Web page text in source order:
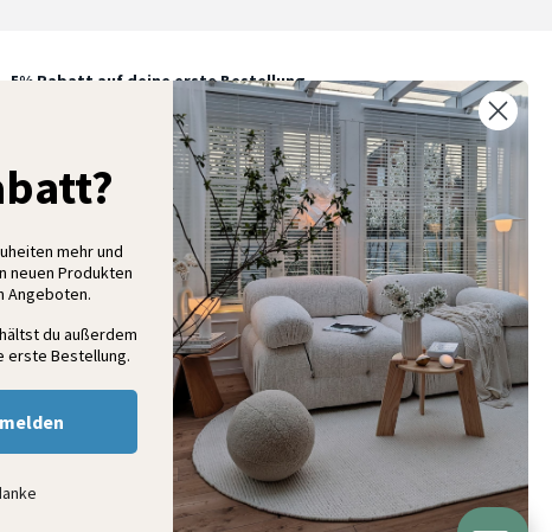
5% Rabatt auf deine erste Bestellung
Melde dich für unseren Newsletter an und entdecke neue
Kollektionen, Angebote und Wohnideen als Erstes
Anmelden
mehr und
neuen Produkten
Angeboten.
du außerdem
erste Bestellung.